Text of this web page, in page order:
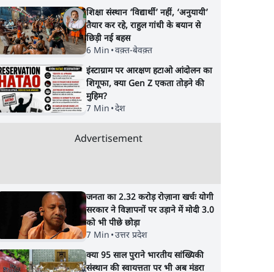
6
'अमित शाह के संसद में आने
पर विचार करे सरकार':
कॉकरोच जनता पार्टी
शिक्षा संस्थान ‘विद्यार्थी’ नहीं, ‘अनुयायी’
तैयार कर रहे, राहुल गांधी के बयान से
छिड़ी नई बहस
6 Min •वक़्त-बेवक़्त
इंस्टाग्राम पर आरक्षण हटाओ आंदोलन का
शिगूफा, क्या Gen Z एकता तोड़ने की
मुहिम?
7 Min •देश
Advertisement
जनता का 2.32 करोड़ रोज़ाना खर्चः योगी
सरकार ने विज्ञापनों पर उड़ाने में मोदी 3.0
को भी पीछे छोड़ा
7 Min •उत्तर प्रदेश
क्या 95 साल पुराने भारतीय सांख्यिकी
संस्थान की स्वायत्तता पर भी अब मंडरा